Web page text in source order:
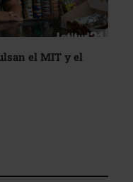
el MIT y el